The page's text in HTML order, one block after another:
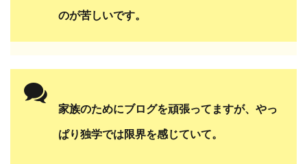
のが苦しいです。
家族のためにブログを頑張ってますが、 やっ
ぱり独学では限界を感じていて。